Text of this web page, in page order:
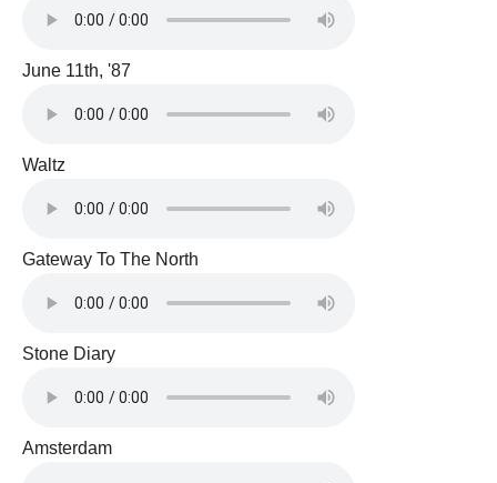
June 11th, '87
Waltz
Gateway To The North
Stone Diary
Amsterdam